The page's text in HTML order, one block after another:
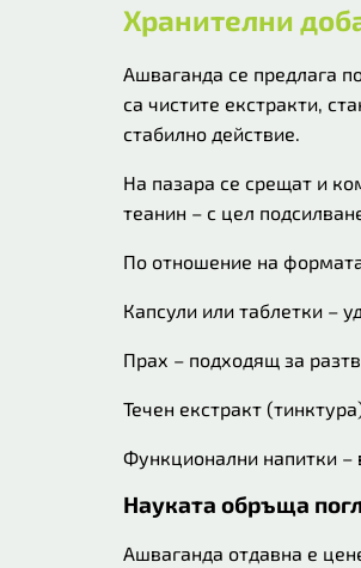
Хранителни
Ашваганда се предлага
са чистите екстракти,
стабилно действие.
На пазара се срещат и
теанин – с цел
По отношение на
Капсули или таблетки –
Прах – подходящ за
Течен екстракт
Функционални напитки –
Науката обръща
Ашваганда отдавна е